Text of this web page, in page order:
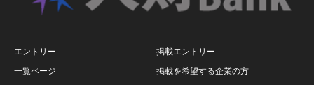
エントリー
一覧ページ
掲載エントリー
掲載を希望する企業の方